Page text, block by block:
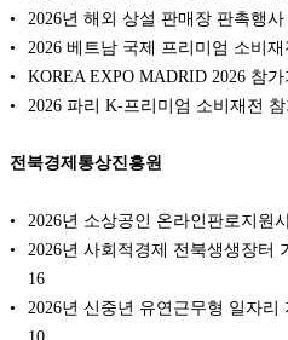
2026년 해외 상설 판매장 판촉행
2026 베트남 국제 프리미엄 소비
KOREA EXPO MADRID 2026 참
2026 파리 K-프리미엄 소비재전
전북경제통상진흥원
2026년 소상공인 온라인판로지원
2026년 사회적경제 전북생생장터
16
2026년 신중년 유연근무형 일자